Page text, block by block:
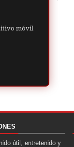
móvil
útil, entretenido y